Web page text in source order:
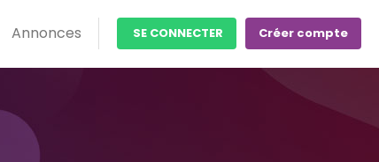
Annonces SE CONNECTER Créer compte